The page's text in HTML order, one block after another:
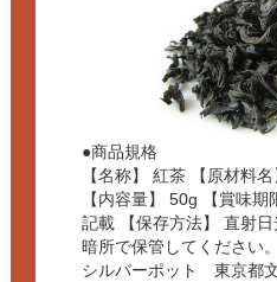
●商品規格
【名称】 紅茶 【原材料
【内容量】 50g 【賞味
記載 【保存方法】 直射
暗所で保管してください
シルバーポット 東京都